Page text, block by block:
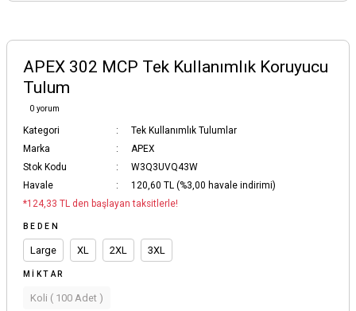
APEX 302 MCP Tek Kullanımlık Koruyucu
Tulum
0 yorum
Kategori
Tek Kullanımlık Tulumlar
Marka
APEX
Stok Kodu
W3Q3UVQ43W
Havale
120,60 TL (%3,00 havale indirimi)
*124,33 TL den başlayan taksitlerle!
BEDEN
Large XL 2XL 3XL
MIKTAR
Koli ( 100 Adet )